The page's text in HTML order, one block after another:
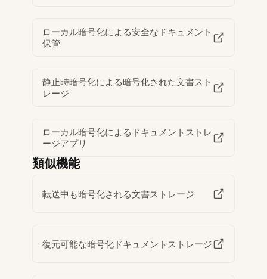
ローカル暗号化による安全なドキュメント
保管
静止時暗号化による暗号化された文書スト
レージ
ローカル暗号化によるドキュメントストレ
ージアプリ
類似機能
転送中も暗号化される文書ストレージ
復元可能な暗号化ドキュメントストレージ